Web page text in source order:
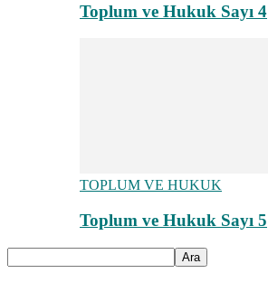
Toplum ve Hukuk Sayı 4
TOPLUM VE HUKUK
Toplum ve Hukuk Sayı 5